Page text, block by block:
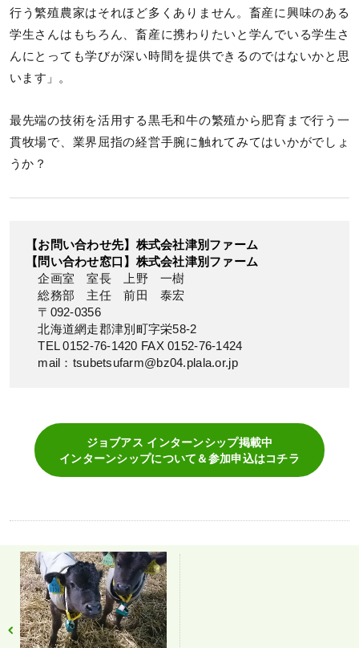
行う繁殖農家はそれほど多くありません。畜産に興味のある
学生さんはもちろん、畜産に携わりたいと学んでいる学生さ
んにとっても学びが深い時間を提供できるのではないかと思
います」。
最先端の技術を活用する黒毛和牛の繁殖から肥育まで行う一
貫牧場で、業界屈指の経営手腕に触れてみてはいかがでしょ
うか？
【お問い合わせ先】株式会社津別ファーム
【問い合わせ窓口】株式会社津別ファーム
企画室 室長 上野 一樹
総務部 主任 前田 泰宏
〒092-0356
北海道網走郡津別町字栄58-2
TEL 0152-76-1420 FAX 0152-76-1424
mail：tsubetsufarm@bz04.plala.or.jp
ジョブアス インターンシップ掲載中
インターンシップについて＆参加申込はコチラ